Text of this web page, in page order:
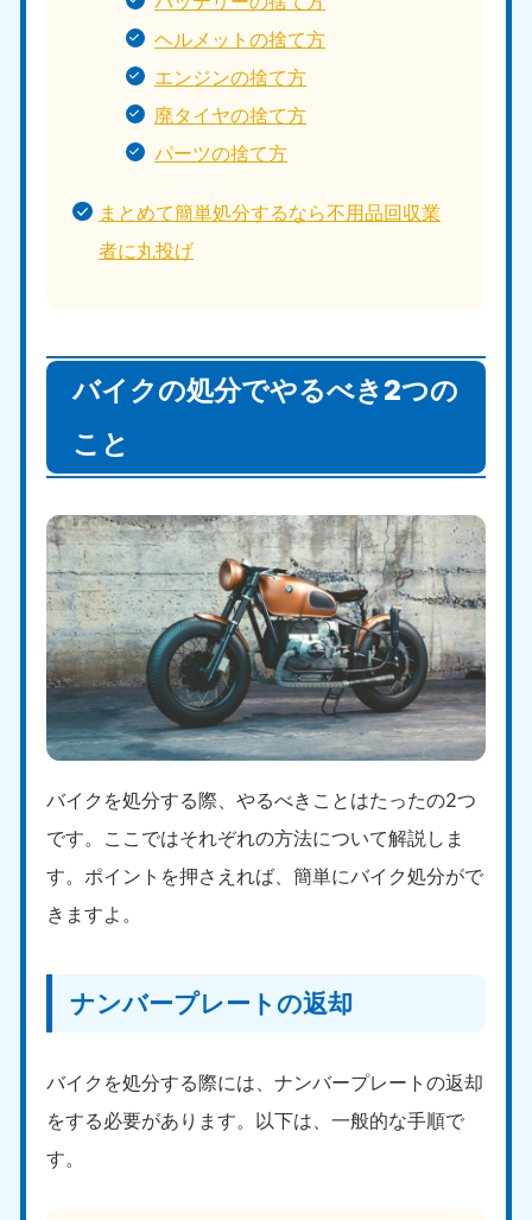
ヘルメットの捨て方
エンジンの捨て方
廃タイヤの捨て方
パーツの捨て方
まとめて簡単処分するなら不用品回収業
者に丸投げ
バイクの処分でやるべき2つの
こと
バイクを処分する際、やるべきことはたったの2つ
です。ここではそれぞれの方法について解説しま
す。ポイントを押さえれば、簡単にバイク処分がで
きますよ。
ナンバープレートの返却
バイクを処分する際には、ナンバープレートの返却
をする必要があります。以下は、一般的な手順で
す。